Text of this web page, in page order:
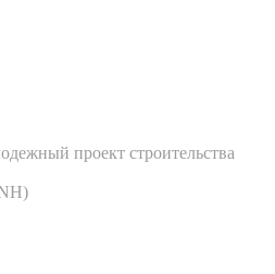
проект строительства